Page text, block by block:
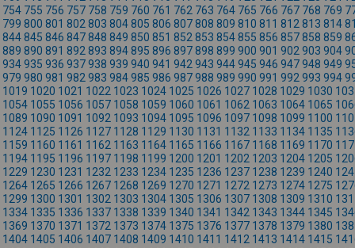
754 755 756 757 758 759 760 761 762 763 764 765 766 767 768 769
799 800 801 802 803 804805 806 807808 809 810 811 812 813 814
844845 846 847848 849 850 851 852 853 854855 856 857858 859
889 890 891 892 893 894895 896 897898 899 900 901 902 903 904
934935 936 937938 939 940 941 942 943 944945 946 947948 949
979 980 981 982 983 984985 986 987988 989 990 991 992 993 994
1019 1020 1021 1022 1023 1024 1025 1026 1027 1028 1029 1030
1054 1055 1056 1057 1058 1059 1060 1061 1062 1063 1064 1065
1089 1090 1091 1092 1093 1094 1095 1096 1097 1098 1099 1100
1124 1125 1126 1127 1128 1129 1130 1131 1132 1133 1134 1135
1159 1160 1161 1162 1163 1164 1165 1166 1167 1168 1169 1170
1194 1195 1196 1197 1198 1199 1200 1201 1202 1203 1204 1205
1229 1230 1231 1232 1233 1234 1235 1236 1237 1238 1239 1240
1264 1265 1266 1267 1268 1269 1270 1271 1272 1273 1274 1275
1299 1300 1301 1302 1303 1304 1305 1306 1307 1308 1309 1310
1334 1335 1336 1337 1338 1339 1340 1341 1342 1343 1344 1345
1369 1370 1371 1372 1373 1374 1375 1376 1377 1378 1379 1380
1404 1405 1406 1407 1408 1409 1410 1411 1412 1413 1414 1415